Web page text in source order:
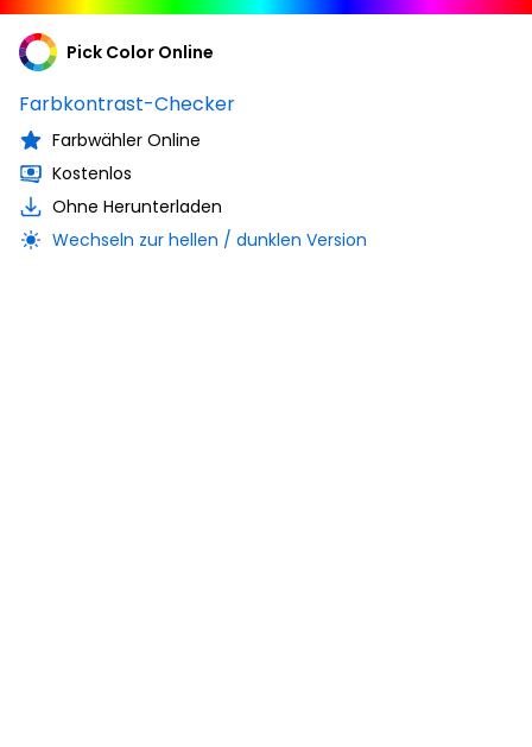
Pick Color Online
Farbkontrast-Checker
Farbwähler Online
Kostenlos
Ohne Herunterladen
Wechseln zur hellen / dunklen Version